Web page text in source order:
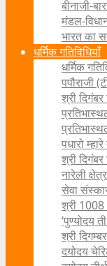
बीनाजी-
मंडल-
भारत का
धर्मिक गतिविधियाँ
धर्मिक
पपौराजी
श्री
पधारो
श्री
नारेली
सेवा
श्री 1008
‘पुण्योदय
श्री
दयोदय